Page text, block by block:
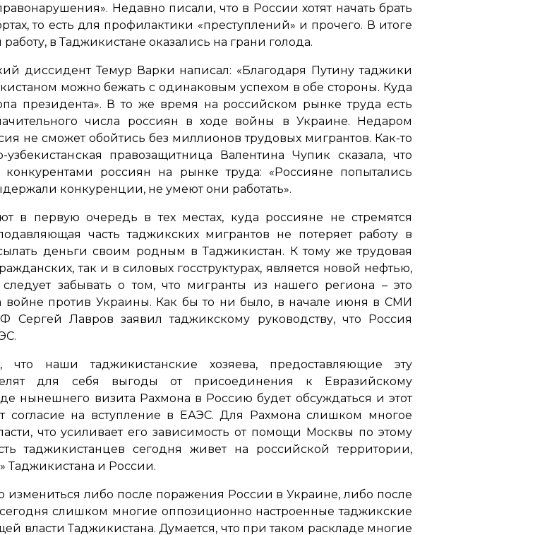
Недавно писали, что в России хотят начать брать
то есть для профилактики «преступлений» и прочего. В итоге
в Таджикистане оказались на грани голода.
диссидент Темур Варки написал: «Благодаря Путину таджики
можно бежать с одинаковым успехом в обе стороны. Куда
президента». В то же время на российском рынке труда есть
числа россиян в ходе войны в Украине. Недаром
не сможет обойтись без миллионов трудовых мигрантов. Как-то
правозащитница Валентина Чупик сказала, что
россиян на рынке труда: «Россияне попытались
конкуренции, не умеют они работать».
в первую очередь в тех местах, куда россияне не стремятся
часть таджикских мигрантов не потеряет работу в
деньги своим родным в Таджикистан. К тому же трудовая
так и в силовых госструктурах, является новой нефтью,
забывать о том, что мигранты из нашего региона – это
войне против Украины. Как бы то ни было, в начале июня в СМИ
Сергей Лавров заявил таджикскому руководству, что Россия
наши таджикистанские хозяева, предоставляющие эту
для себя выгоды от присоединения к Евразийскому
нынешнего визита Рахмона в Россию будет обсуждаться и этот
согласие на вступление в ЕАЭС. Для Рахмона слишком многое
что усиливает его зависимость от помощи Москвы по этому
таджикистанцев сегодня живет на российской территории,
Таджикистана и России.
измениться либо после поражения России в Украине, либо после
слишком многие оппозиционно настроенные таджикские
власти Таджикистана. Думается, что при таком раскладе многие